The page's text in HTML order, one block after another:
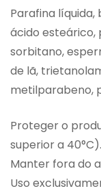
Parafina líquida,
ácido esteárico,
sorbitano,
de lã,
metilparabeno,
Proteger o
superior a 40°C).
Manter fora do
Uso